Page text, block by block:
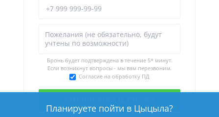
Бронь будет подтверждена в течение 5* минут.
Если возникнут вопросы - мы вам перезвоним.
Согласие на обработку ПД
Планируете пойти в Цыцыла?